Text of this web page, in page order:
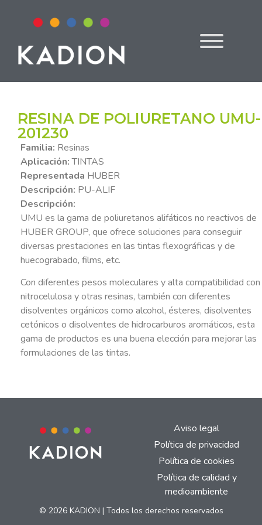
RESINA DE POLIURETANO UMU-
201230
Familia: Resinas
Aplicación:TINTAS
Representada HUBER
Descripción: PU-ALIF
Descripción:
UMU es la gama de poliuretanos alifáticos no reactivos de
HUBER GROUP, que ofrece soluciones para conseguir
diversas prestaciones en las tintas flexográficas y de
huecograbado, films, etc.
Con diferentes pesos moleculares y alta compatibilidad con
nitrocelulosa y otras resinas, también con diferentes
disolventes orgánicos como alcohol, ésteres, disolventes
cetónicos o disolventes de hidrocarburos aromáticos, esta
gama de productos es una buena elección para mejorar las
formulaciones de las tintas.
Aviso legal
Política de privacidad
Política de cookies
Política de calidad y
medioambiente
© 2026 KADION | Todos los derechos reservados